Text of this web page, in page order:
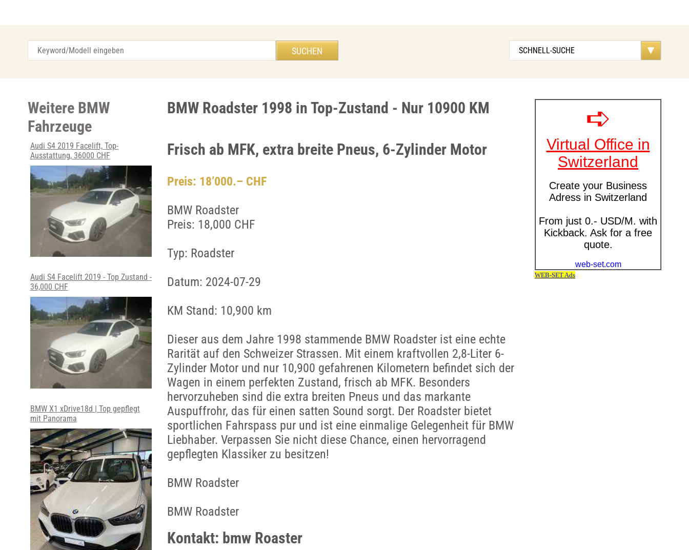
BMW Roadster 1998 in Top-Zustand - Nur 10900 KM
Frisch ab MFK, extra breite Pneus, 6-Zylinder Motor
Preis: 18’000.– CHF
BMW Roadster
Preis: 18,000 CHF
Typ: Roadster
Datum: 2024-07-29
KM Stand: 10,900 km
Dieser aus dem Jahre 1998 stammende BMW Roadster ist eine echte
Rarität auf den Schweizer Strassen. Mit einem kraftvollen 2,8-Liter 6-
Zylinder Motor und nur 10,900 gefahrenen Kilometern befindet sich der
Wagen in einem perfekten Zustand, frisch ab MFK. Besonders
hervorzuheben sind die extra breiten Pneus und das markante
Auspuffrohr, das für einen satten Sound sorgt. Der Roadster bietet
sportlichen Fahrspass pur und ist eine einmalige Gelegenheit für BMW
Liebhaber. Verpassen Sie nicht diese Chance, einen hervorragend
gepflegten Klassiker zu besitzen!
BMW Roadster
BMW Roadster
Kontakt: bmw Roaster
Weitere BMW
Fahrzeuge
Audi S4 2019 Facelift, Top-
Ausstattung, 36000 CHF
Audi S4 Facelift 2019 - Top Zustand -
36,000 CHF
BMW X1 xDrive18d | Top gepflegt
mit Panorama